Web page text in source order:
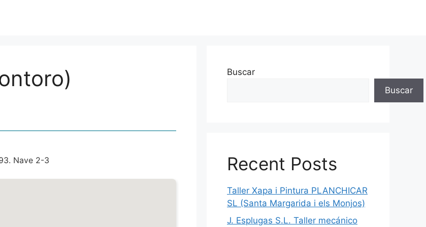
Nave 2-3
Buscar
Buscar
Recent Posts
Taller Xapa i Pintura PLANCHICAR
SL (Santa Margarida i els Monjos)
J. Esplugas S.L. Taller mecánico